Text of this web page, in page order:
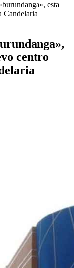
esta
Candelaria
centro